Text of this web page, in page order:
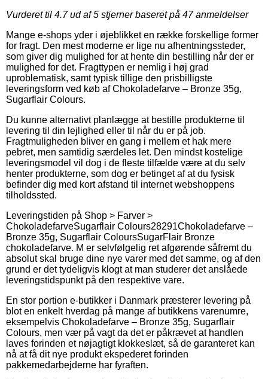
Vurderet til 4.7ud af 5 stjerner baseret på 47anmeldelser
Mange e-shops yder i øjeblikket en række forskellige former
for fragt. Den mest moderne er lige nu afhentningssteder,
som giver dig mulighed for at hente din bestilling når der er
mulighed for det. Fragttypen er nemlig i høj grad
uproblematisk, samt typisk tillige den prisbilligste
leveringsform ved køb af Chokoladefarve – Bronze 35g,
Sugarflair Colours.
Du kunne alternativt planlægge at bestille produkterne til
levering til din lejlighed eller til når du er på job.
Fragtmuligheden bliver en gang i mellem et hak mere
pebret, men samtidig særdeles let. Den mindst kostelige
leveringsmodel vil dog i de fleste tilfælde være at du selv
henter produkterne, som dog er betinget af at du fysisk
befinder dig med kort afstand til internet webshoppens
tilholdssted.
Leveringstiden på Shop > Farver >
ChokoladefarveSugarflair Colours28291Chokoladefarve –
Bronze 35g, Sugarflair ColoursSugarFlair Bronze
chokoladefarve. M er selvfølgelig ret afgørende såfremt du
absolut skal bruge dine nye varer med det samme, og af den
grund er det tydeligvis klogt at man studerer det anslåede
leveringstidspunkt på den respektive vare.
En stor portion e-butikker i Danmark præsterer levering på
blot en enkelt hverdag på mange af butikkens varenumre,
eksempelvis Chokoladefarve – Bronze 35g, Sugarflair
Colours, men vær på vagt da det er påkrævet at handlen
laves forinden et nøjagtigt klokkeslæt, så de garanteret kan
nå at få dit nye produkt ekspederet forinden
pakkemedarbejderne har fyraften.